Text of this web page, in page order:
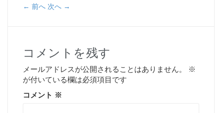
← 前へ 次へ →
コメントを残す
メールアドレスが公開されることはありません。
※
が付いている欄は必須項目です
コメント ※